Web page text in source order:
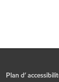
Plan d’